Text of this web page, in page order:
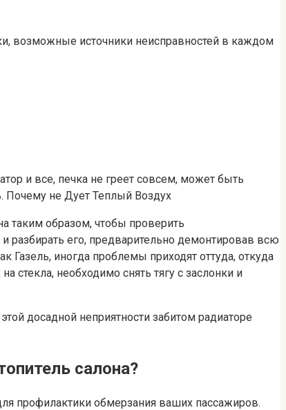
возможные источники неисправностей в каждом
и все, печка не греет совсем, может быть
Почему не Дует Теплый Воздух
таким образом, чтобы проверить
разбирать его, предварительно демонтировав всю
иногда проблемы приходят оттуда, откуда
стекла, необходимо снять тягу с заслонки и
досадной неприятности забитом радиаторе
салона?
профилактики обмерзания ваших пассажиров.